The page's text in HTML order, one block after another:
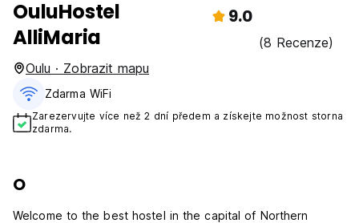
OuluHostel
AlliMaria
9.0
(8 Recenze)
Oulu · Zobrazit mapu
Zdarma WiFi
Zarezervujte více než 2 dní předem a získejte možnost storna
zdarma.
O
Welcome to the best hostel in the capital of Northern